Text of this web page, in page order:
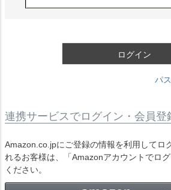
ログイン
パ
連携サービスでログイン・会員登
Amazon.co.jpにご登録の情報を利用してロ
れるお客様は、「Amazonアカウントでロ
ください。